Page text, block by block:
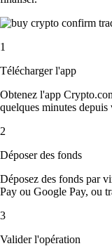
1
Télécharger l'app
Obtenez l'app
quelques minutes depuis
2
Déposer des fonds
Déposez des fonds par
Pay ou Google Pay, ou
3
Valider l'opération